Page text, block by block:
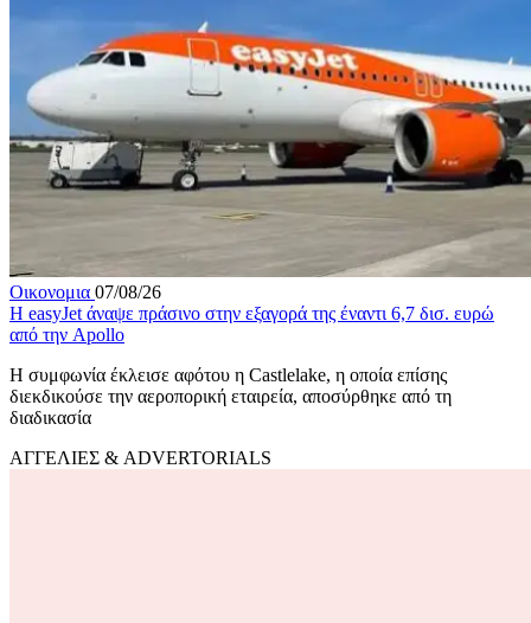
Οικονομια 07/08/26
Η easyJet άναψε πράσινο στην εξαγορά της έναντι 6,7 δισ. ευρώ
από την Apollo
Η συμφωνία έκλεισε αφότου η Castlelake, η οποία επίσης
διεκδικούσε την αεροπορική εταιρεία, αποσύρθηκε από τη
διαδικασία
ΑΓΓΕΛΙΕΣ & ADVERTORIALS